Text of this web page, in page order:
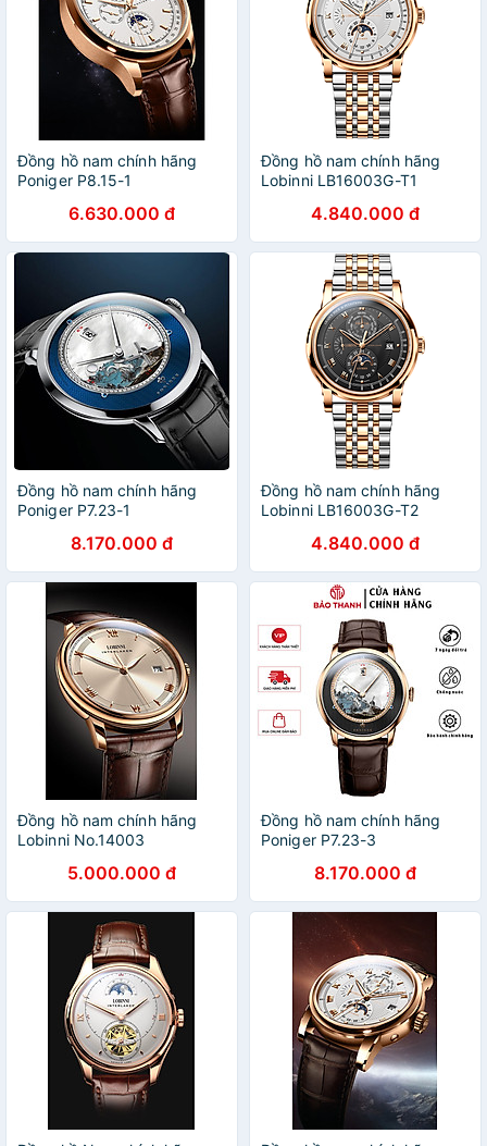
Đồng hồ nam chính hãng
Poniger P8.15-1
6.630.000 đ
Đồng hồ nam chính hãng
Lobinni LB16003G-T1
4.840.000 đ
Đồng hồ nam chính hãng
Poniger P7.23-1
8.170.000 đ
Đồng hồ nam chính hãng
Lobinni LB16003G-T2
4.840.000 đ
Đồng hồ nam chính hãng
Lobinni No.14003
5.000.000 đ
Đồng hồ nam chính hãng
Poniger P7.23-3
8.170.000 đ